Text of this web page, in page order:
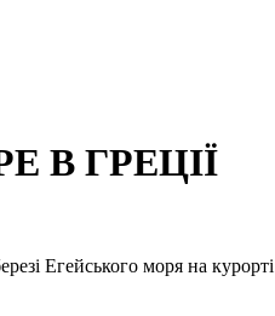
В ГРЕЦІЇ
Егейського моря на